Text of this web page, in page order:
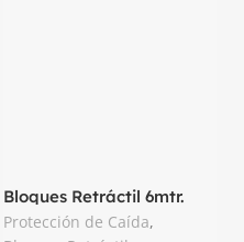
Bloques Retráctil 6mtr.
Cable de Acero TRX
Protección de Caída,